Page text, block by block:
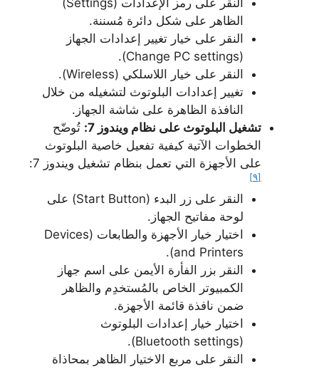
النقر على رمز الإعدادات (Settings)
الظاهر على شكل دائرة مُسننة.
النقر على خيار تغيير إعدادات الجهاز
(Change PC settings).
النقر على خيار اللاسلكي (Wireless).
تغيير إعدادات البلوتوث لتشغيله من خلال
النافذة الظاهرة على شاشة الجهاز.
تشغيل البلوتوث على نظام ويندوز 7:
تُوضّح
الخطوات الآتية كيفية تفعيل خاصية البلوتوث
على الأجهزة التي تعمل بنظام تشغيل ويندوز 7:
[٩]
النقر على زر البدء (Start Button) على
لوحة مفاتيح الجهاز.
اختيار خيار الأجهزة والطابعات (Devices
and Printers).
النقر بزر الفأرة الأيمن على اسم جهاز
الكمبيوتر الخاص بالمُستخدِم والظاهر
ضمن نافذة قائمة الأجهزة.
اختيار خيار إعدادات البلوتوث
(Bluetooth settings).
النقر على مربع الاختيار الظاهر بمحاذاة